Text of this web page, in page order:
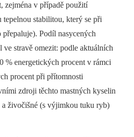
zejména v případě použití
stabilitou, který se při
Podíl nasycených
ve stravě omezit: podle aktuálních
% energetických procent v rámci
procent při přítomnosti
zdroji těchto mastných kyselin
živočišné (s výjimkou tuku ryb)